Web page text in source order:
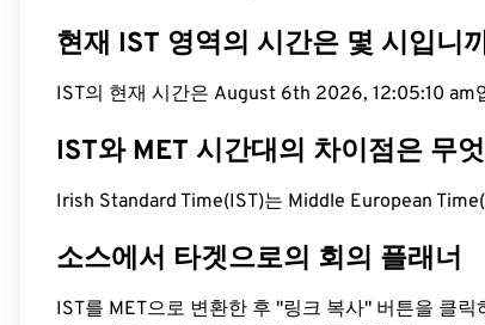
현재 IST 영역의 시간은 몇 시입니
IST의 현재 시간은 August 6th 2026, 12:05:11 am
IST와 MET 시간대의 차이점은 무
Irish Standard Time(IST)는 Middle European
소스에서 타겟으로의 회의 플래너
IST를 MET으로 변환한 후 "링크 복사" 버튼을 클